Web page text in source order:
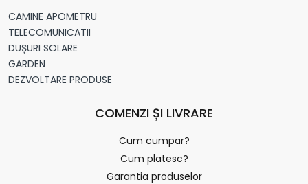
CAMINE APOMETRU
TELECOMUNICATII
DUȘURI SOLARE
GARDEN
DEZVOLTARE PRODUSE
COMENZI ȘI LIVRARE
Cum cumpar?
Cum platesc?
Garantia produselor